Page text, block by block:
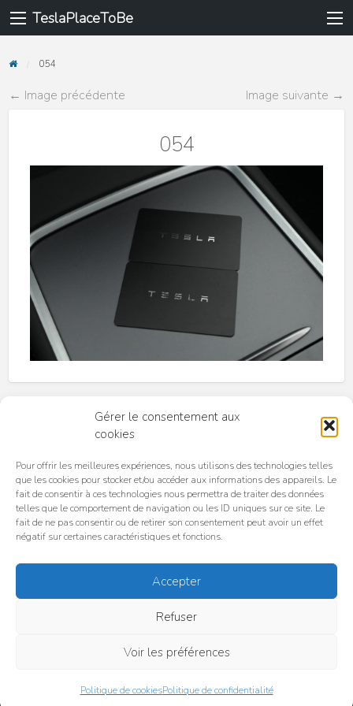
Gérer le consentement aux
cookies
Pour offrir les meilleures expériences, nous utilisons des technologies telles
que les cookies pour stocker et/ou accéder aux informations des appareils. Le
fait de consentir à ces technologies nous permettra de traiter des données
telles que le comportement de navigation ou les ID uniques sur ce site. Le
fait de ne pas consentir ou de retirer son consentement peut avoir un effet
négatif sur certaines caractéristiques et fonctions.
Accepter
Refuser
Voir les préférences
Politique de cookiesPolitique de confidentialité
TeslaPlaceToBe
054
← Image précédente Image suivante →
054
Accueil C.G.U. / C.G.V
Politique de confidentialité
Politique de cookies (UE)
© TeslaPlaceToBe 2025 | Tous droits réservés | TeslaPlaceToBe est une
organisation indépendante et n'est pas affiliée à Tesla Motors, Inc. ou à
ses filiales. Tesla, Tesla Cybertruck, Tesla Motors, Tesla Roadster,
Tesla et T in Crest » sont des marques commerciales ou des marques